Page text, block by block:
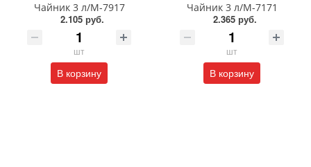
Чайник 3 л/М-7917
2.105 руб.
шт
В корзину
Чайник 3 л/М-7171
2.365 руб.
шт
В корзину